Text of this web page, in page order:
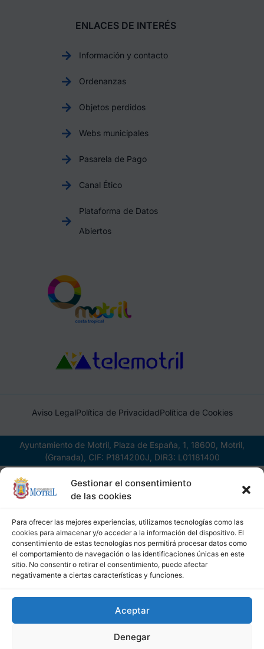
Gestionar el consentimiento
de las cookies
Para ofrecer las mejores experiencias, utilizamos tecnologías como las
cookies para almacenar y/o acceder a la información del dispositivo. El
consentimiento de estas tecnologías nos permitirá procesar datos como
el comportamiento de navegación o las identificaciones únicas en este
sitio. No consentir o retirar el consentimiento, puede afectar
negativamente a ciertas características y funciones.
Aceptar
Denegar
ENLACES DE INTERÉS
Información y contacto
Ordenanzas
Objetos perdidos
Webs municipales
Pasarela de Pago
Canal Ético
Plataforma de Datos
Abiertos
Aviso LegalPolítica de PrivacidadPolítica de Cookies
Ayuntamiento de Motril, Plaza de España, 1, 18600, Motril,
(Granada), CIF: P1814200J, DIR3: L01181400